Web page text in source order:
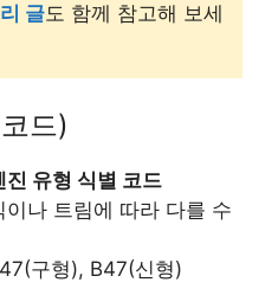
글도 함께 참고해 보세
드)
진 유형 식별 코드
나 트림에 따라 다를 수
구형), B47(신형)